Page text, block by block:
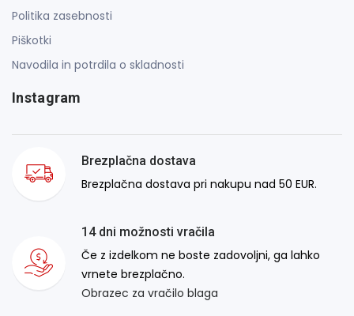
Politika zasebnosti
Piškotki
Navodila in potrdila o skladnosti
Instagram
Brezplačna dostava
Brezplačna dostava pri nakupu nad 50 EUR.
14 dni možnosti vračila
Če z izdelkom ne boste zadovoljni, ga lahko
vrnete brezplačno.
Obrazec za vračilo blaga